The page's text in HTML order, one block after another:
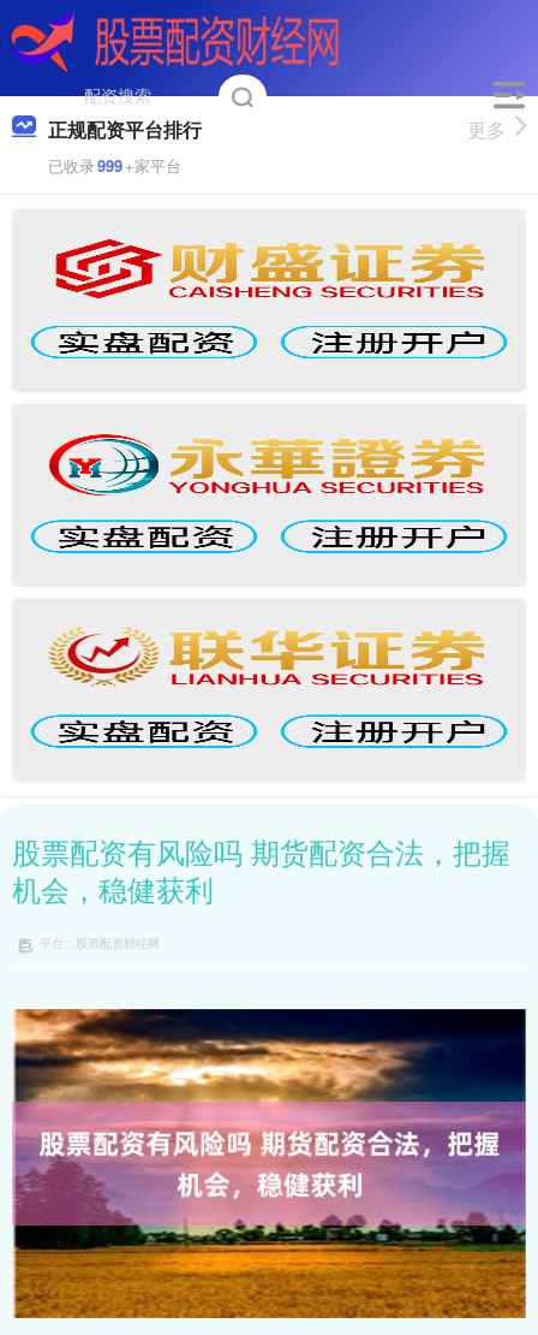
正规配资平台排行
已收录999+家平台
更多
股票配资有风险吗 期货配资合法，把握
机会，稳健获利
平台：股票配资财经网